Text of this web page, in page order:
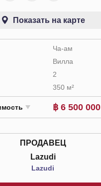
Показать на карте
Ча-ам
Вилла
2
350 м²
฿ 6 500 000
ПРОДАВЕЦ
Lazudi
Lazudi